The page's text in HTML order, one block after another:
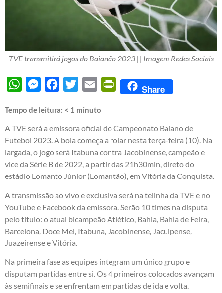
TVE transmitirá jogos do Baianão 2023 || Imagem Redes Sociais
WhatsAppMessengerFacebook
Twitter Email PrintFriendly
Share
Tempo de leitura: < 1 minuto
A TVE será a emissora oficial do Campeonato Baiano de
Futebol 2023. A bola começa a rolar nesta terça-feira (10). Na
largada, o jogo será Itabuna contra Jacobinense, campeão e
vice da Série B de 2022, a partir das 21h30min, direto do
estádio Lomanto Júnior (Lomantão), em Vitória da Conquista.
A transmissão ao vivo e exclusiva será na telinha da TVE e no
YouTube e Facebook da emissora. Serão 10 times na disputa
pelo título: o atual bicampeão Atlético, Bahia, Bahia de Feira,
Barcelona, Doce Mel, Itabuna, Jacobinense, Jacuipense,
Juazeirense e Vitória.
Na primeira fase as equipes integram um único grupo e
disputam partidas entre si. Os 4 primeiros colocados avançam
às semifinais e se enfrentam em partidas de ida e volta.